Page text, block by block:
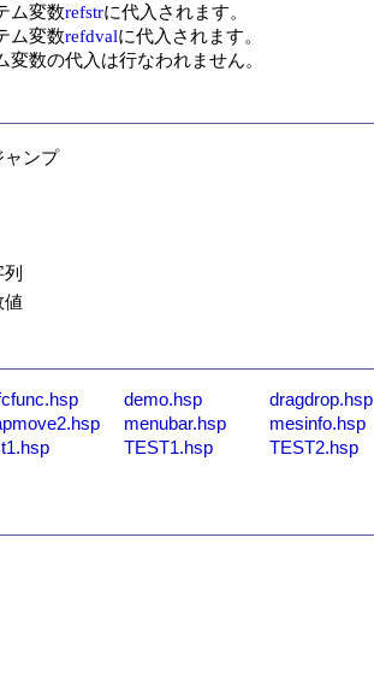
ム変数refstrに代入されます。
ム変数refdvalに代入されます。
数の代入は行なわれません。
ャンプ
値
demo.hsp dragdrop.hsp
menubar.hsp mesinfo.hsp
TEST1.hsp TEST2.hsp